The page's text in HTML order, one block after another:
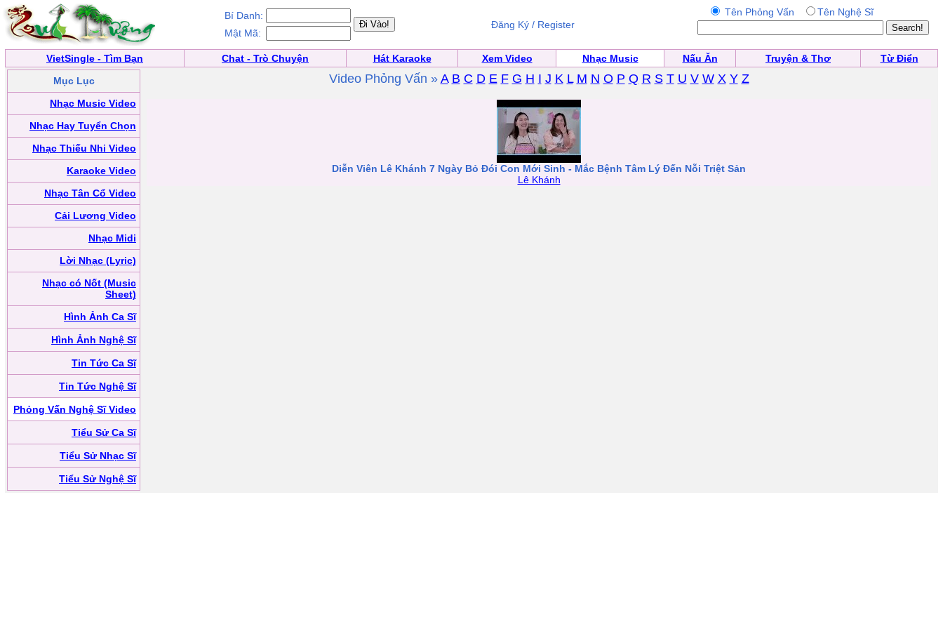
Bí Danh:
Mật Mã:
Đăng Ký / Register
Tên Phỏng Vấn Tên Nghệ Sĩ
VietSingle - Tìm Bạn Chat - Trò Chuyện Hát Karaoke Xem Video Nhạc Music Nấu Ăn Truyện & Thơ
Từ Điển
Mục Lục
Nhạc Music Video
Nhạc Hay Tuyển Chọn
Nhạc Thiếu Nhi Video
Karaoke Video
Nhạc Tân Cổ Video
Cải Lương Video
Nhạc Midi
Lời Nhạc (Lyric)
Nhạc có Nốt (Music
Sheet)
Hình Ảnh Ca Sĩ
Hình Ảnh Nghệ Sĩ
Tin Tức Ca Sĩ
Tin Tức Nghệ Sĩ
Phỏng Vấn Nghệ Sĩ Video
Tiểu Sử Ca Sĩ
Tiểu Sử Nhạc Sĩ
Tiểu Sử Nghệ Sĩ
Video Phỏng Vấn » A B C D E F G H I J K L M N O P Q R S T U V W X Y Z
Diễn Viên Lê Khánh 7 Ngày Bỏ Đói Con Mới Sinh - Mắc Bệnh Tâm Lý Đến Nỗi Triệt Sản
Lê Khánh